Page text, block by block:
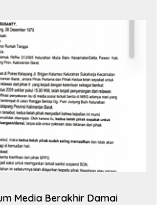
Media Berakhir Damai